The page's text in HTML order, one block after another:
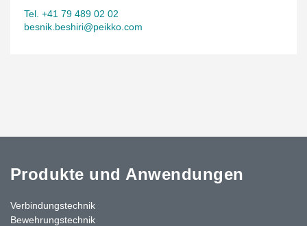
Tel. +41 79 489 02 02
besnik.beshiri@peikko.com
Produkte und Anwendungen
Verbindungstechnik
Bewehrungstechnik